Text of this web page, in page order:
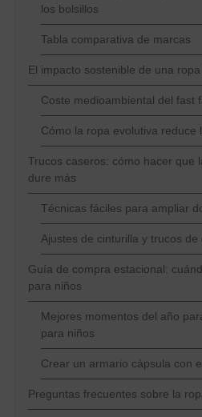
los bolsillos
Tabla comparativa de marcas
El impacto sostenible de una
Coste medioambiental del fast
Cómo la ropa evolutiva reduce
Trucos caseros: cómo hacer que
dure más
Técnicas fáciles para ampliar
Ajustes de cinturilla y trucos
Guía de compra estacional:
para niños
Mejores momentos del año
para niños
Crear un armario cápsula con
Preguntas frecuentes sobre la